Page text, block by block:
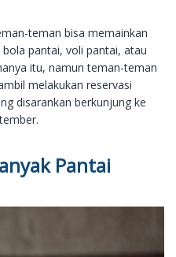
teman bisa memainkan
pantai, voli pantai, atau
itu, namun teman-teman
melakukan reservasi
disarankan berkunjung ke
Pantai